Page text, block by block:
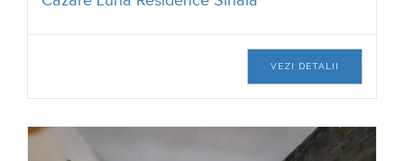
VEZI DETALII